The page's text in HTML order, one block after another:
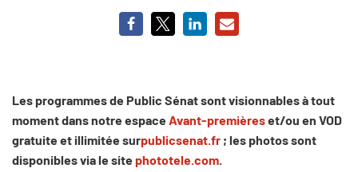
Les programmes de Public Sénat sont visionnables à tout
moment dans notre espace Avant-premièreset/ou en VOD
gratuite et illimitée surpublicsenat.fr ; les photos sont
disponibles via le site phototele.com